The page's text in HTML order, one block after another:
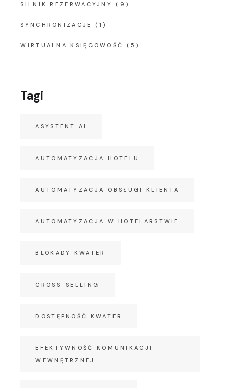
SILNIK REZERWACYJNY (9)
SYNCHRONIZACJE (1)
WIRTUALNA KSIĘGOWOŚĆ (5)
Tagi
ASYSTENT AI
AUTOMATYZACJA HOTELU
AUTOMATYZACJA OBSŁUGI KLIENTA
AUTOMATYZACJA W HOTELARSTWIE
BLOKADY KWATER
CROSS-SELLING
DOSTĘPNOŚĆ KWATER
EFEKTYWNOŚĆ KOMUNIKACJI
WEWNĘTRZNEJ